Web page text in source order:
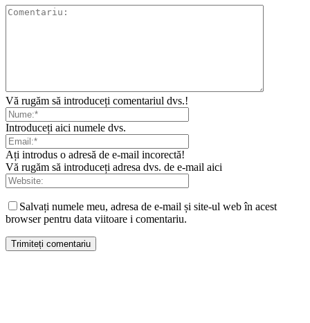
Vă rugăm să introduceți comentariul dvs.!
Introduceți aici numele dvs.
Ați introdus o adresă de e-mail incorectă!
Vă rugăm să introduceți adresa dvs. de e-mail aici
Salvați numele meu, adresa de e-mail și site-ul web în acest
browser pentru data viitoare i comentariu.